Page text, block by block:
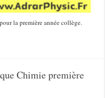
la première année collège.
Chimie première